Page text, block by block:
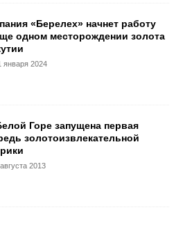
«Берелех» начнет работу
одном месторождении золота
января 2024
Горе запущена первая
золотоизвлекательной
2013